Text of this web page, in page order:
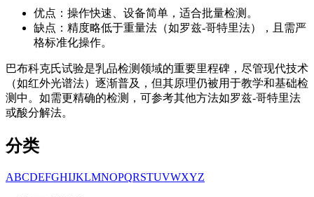
优点：操作快速、设备简单，适合批量检测。
缺点：精度略低于重量法（如罗兹-哥特里法），且需严
格标准化操作。
巴布科克氏试验是乳品检测领域的重要里程碑，尽管现代技术
（如红外光谱法）逐渐普及，但其原理仍被用于教学和基础检
测中。如需更精确的检测，可参考其他方法如罗兹-哥特里法
或酸分解法。
分类
ABCDEFGHIJKLMNOPQRSTUVWXYZ